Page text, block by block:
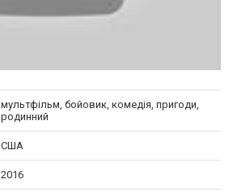
мультфільм, бойовик, комедія, пригоди,
родинний
США
2016